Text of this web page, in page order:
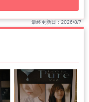
最終更新日：2026/8/7